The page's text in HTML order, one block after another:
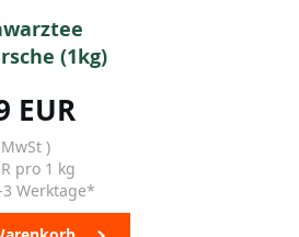
(1kg)
EUR
)
pro 1 kg
Werktage*